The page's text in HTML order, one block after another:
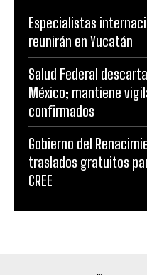
Especialistas
reunirán en Yucatán
Salud Federal
México; mantiene
confirmados
Gobierno del
traslados gratuitos
CREE